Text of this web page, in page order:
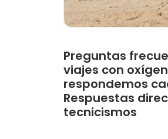
Preguntas
viajes con
respondemos
Respuestas
tecnicismos